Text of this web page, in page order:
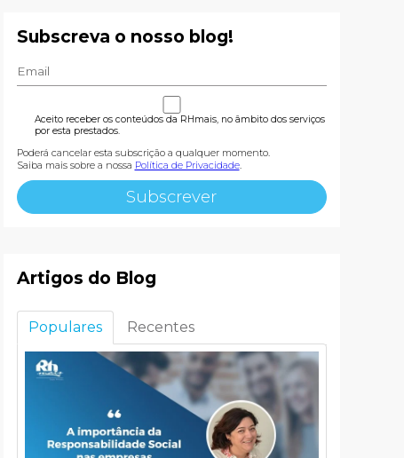
Subscreva o nosso blog!
Aceito receber os conteúdos da RHmais, no âmbito dos serviços
por esta prestados.
Poderá cancelar esta subscrição a qualquer momento.
Saiba mais sobre a nossa Política de Privacidade.
Artigos do Blog
Populares Recentes